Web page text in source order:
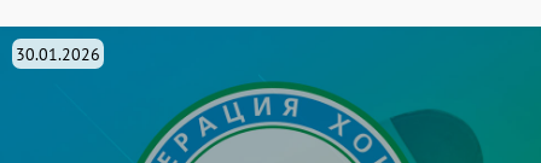
30.01.2026